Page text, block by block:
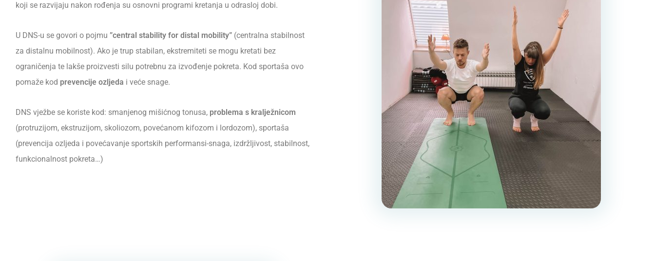
koji se razvijaju nakon rođenja su osnovni programi kretanja u odrasloj dobi.
U DNS-u se govori o pojmu ”central stability for distal mobility” (centralna stabilnost
za distalnu mobilnost). Ako je trup stabilan, ekstremiteti se mogu kretati bez
ograničenja te lakše proizvesti silu potrebnu za izvođenje pokreta. Kod sportaša ovo
pomaže kod prevencije ozljeda i veće snage.
DNS vježbe se koriste kod: smanjenog mišićnog tonusa, problema s kralježnicom
(protruzijom, ekstruzijom, skoliozom, povećanom kifozom i lordozom), sportaša
(prevencija ozljeda i povećavanje sportskih performansi-snaga, izdržljivost, stabilnost,
funkcionalnost pokreta…)